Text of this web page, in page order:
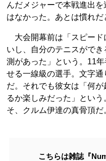
んだメジャーで本戦進出
はなかった。あとは慣れだ
大会開幕前は「スピード
いし、自分のテニスがで
測があった」という。11
せる一線級の選手。文字
だ。それでも彼女は「何
るか楽しみだった」とい
そ、クルム伊達の真骨頂だ
こちらは雑誌『